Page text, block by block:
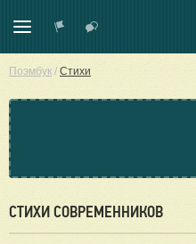
Поэмбук / Стихи
СТИХИ СОВРЕМЕННИКОВ